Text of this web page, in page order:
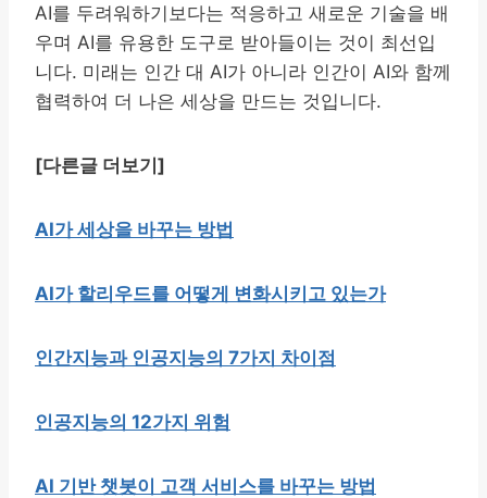
AI를 두려워하기보다는 적응하고 새로운 기술을 배
우며 AI를 유용한 도구로 받아들이는 것이 최선입
니다. 미래는 인간 대 AI가 아니라 인간이 AI와 함께
협력하여 더 나은 세상을 만드는 것입니다.
[다른글 더보기]
AI가 세상을 바꾸는 방법
AI가 할리우드를 어떻게 변화시키고 있는가
인간지능과 인공지능의 7가지 차이점
인공지능의 12가지 위험
AI 기반 챗봇이 고객 서비스를 바꾸는 방법